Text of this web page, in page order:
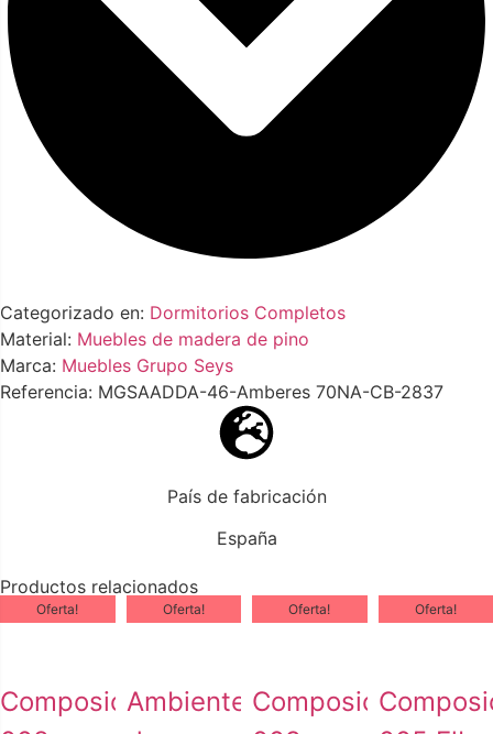
Categorizado en: Dormitorios Completos
Material: Muebles de madera de pino
Marca: Muebles Grupo Seys
Referencia: MGSAADDA-46-Amberes 70NA-CB-2837
País de fabricación
España
Productos relacionados
Oferta!
Composición
Oferta!
Ambiente
Oferta!
Composición
Oferta!